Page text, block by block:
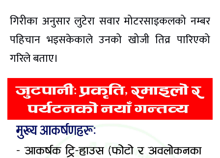
गिरीका अनुसार लुटेरा सवार मोटरसाइकलको नम्बर
पहिचान भइसकेकाले उनको खोजी तिव्र पारिएको
गरिले बताए।